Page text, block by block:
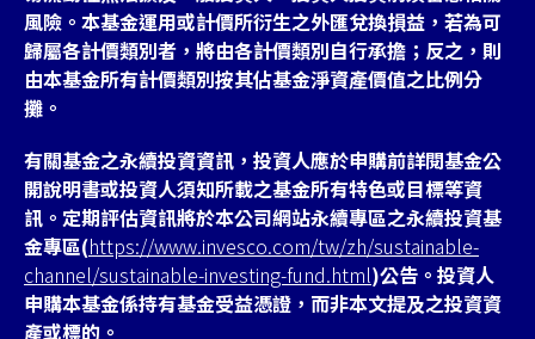
風險。本基金運用或計價所衍生之外匯兌換損益，若為可
歸屬各計價類別者，將由各計價類別自行承擔；反之，則
由本基金所有計價類別按其佔基金淨資產價值之比例分
攤。
有關基金之永續投資資訊，投資人應於申購前詳閱基金公
開說明書或投資人須知所載之基金所有特色或目標等資
訊。定期評估資訊將於本公司網站永續專區之永續投資基
金專區(https://www.invesco.com/tw/zh/sustainable-
channel/sustainable-investing-fund.html)公告。投資人
申購本基金係持有基金受益憑證，而非本文提及之投資資
產或標的。